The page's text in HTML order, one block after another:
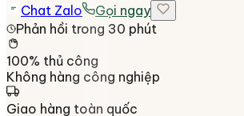
Chat Zalo
Gọi ngay
Phản hồi trong 30 phút
100% thủ công
Không hàng công nghiệp
Giao hàng toàn quốc